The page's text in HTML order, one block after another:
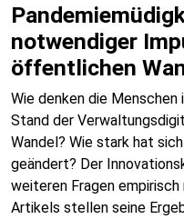
notwendiger
öffentlichen
Wie denken die
Stand der
Wandel? Wie stark hat
geändert? Der
weiteren Fragen empirisch
Artikels stellen seine